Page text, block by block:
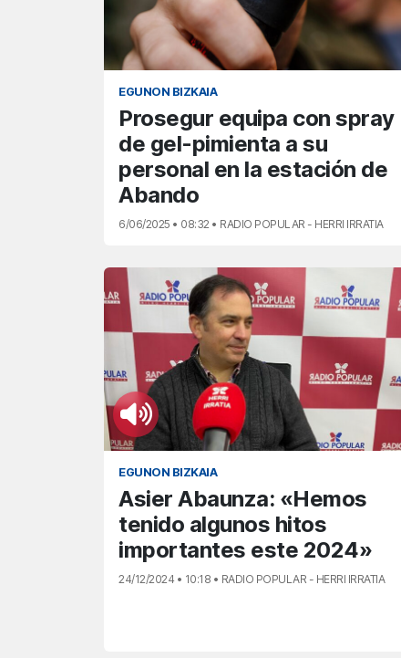
EGUNON BIZKAIA
Prosegur equipa con spray
de gel-pimienta a su
personal en la estación de
Abando
6/06/2025 • 08:32 • RADIO POPULAR - HERRI IRRATIA
EGUNON BIZKAIA
Asier Abaunza: «Hemos
tenido algunos hitos
importantes este 2024»
24/12/2024 • 10:18 • RADIO POPULAR - HERRI IRRATIA